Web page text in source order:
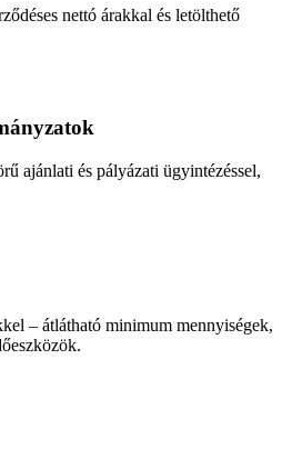
nettó árakkal és letölthető
ajánlati és pályázati ügyintézéssel,
– átlátható minimum mennyiségek,